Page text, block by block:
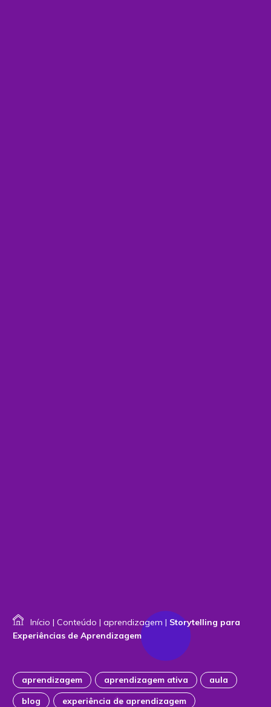
Início | Conteúdo | aprendizagem | Storytelling para
Experiências de Aprendizagem
aprendizagem aprendizagem ativa
aula
blog
experiência de aprendizagem